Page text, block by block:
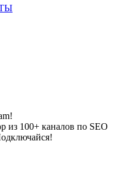
из 100+ каналов по SEO